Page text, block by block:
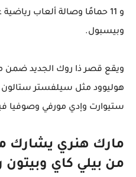
و 11 حمامًا وصالة ألعاب
وبيسبول.
ويقع قصر ذا روك الجديد
هوليوود مثل سيلفستر
ستيوارت وإدي مورفي وصوفيا
مارك هنري يشارك
من بيلي كاي